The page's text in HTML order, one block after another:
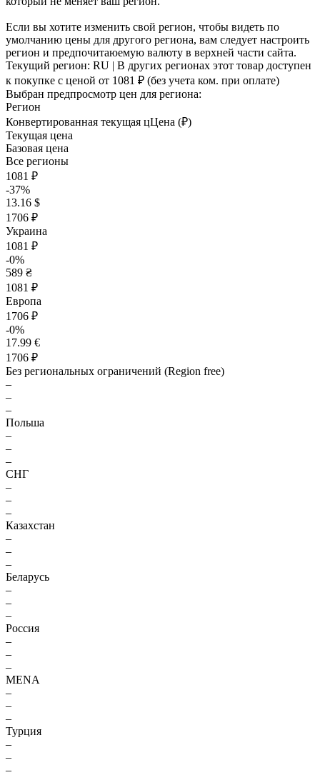
Если вы хотите изменить свой регион, чтобы видеть по
умолчанию цены для другого региона, вам следует настроить
регион и предпочитаюемую валюту в верхней части сайта.
Текущий регион: RU | В других регионах этот товар доступен
к покупке с ценой от 1081 ₽ (без учета ком. при оплате)
Выбран предпросмотр цен для региона:
Регион
Конвертированная текущая цЦена (₽)
Текущая цена
Базовая цена
Все регионы
1081 ₽
-37%
13.16 $
1706 ₽
Украина
1081 ₽
-0%
589 ₴
1081 ₽
Европа
1706 ₽
-0%
17.99 €
1706 ₽
Без региональных ограничений (Region free)
–
–
–
Польша
–
–
–
СНГ
–
–
–
Казахстан
–
–
–
Беларусь
–
–
–
Россия
–
–
–
MENA
–
–
–
Турция
–
–
–